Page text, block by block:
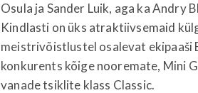
Osula ja Sander Luik, aga ka Andry
Kindlasti on üks atraktiivsemaid
meistrivõistlustel osalevat ekipaaši
konkurents kõige nooremate, Mini
vanade tsiklite klass Classic.